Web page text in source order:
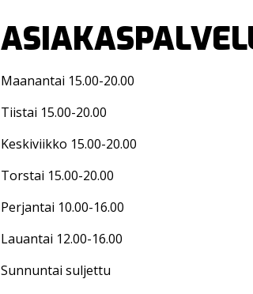
Maanantai 15.00-20.00
Tiistai 15.00-20.00
Keskiviikko 15.00-20.00
Torstai 15.00-20.00
Perjantai 10.00-16.00
Lauantai 12.00-16.00
Sunnuntai suljettu